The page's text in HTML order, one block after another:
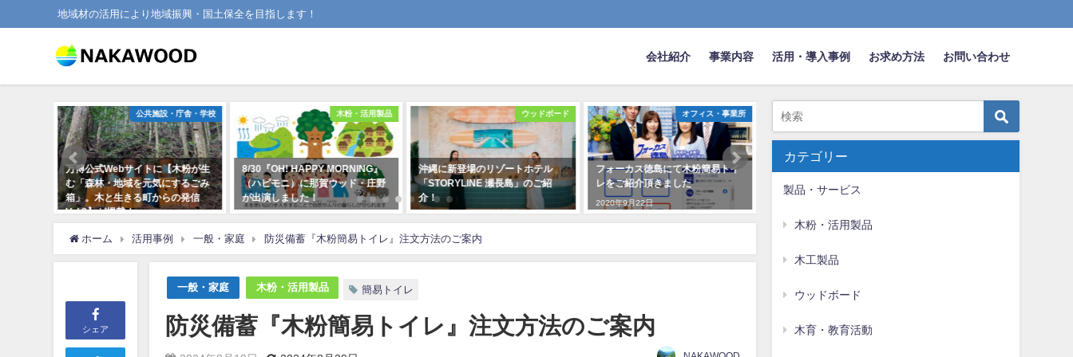
地域材の活用により地域振興・国土保全を目指します！
会社紹介 事業内容 活用・導入事例 お求め方法 お問い合わせ
公共施設・庁舎・学校
万博公式Webサイトに【木粉が生
む「森林・地域を元気にするごみ
箱」。木と生きる町からの発信
Vol.3】が掲載！
木粉・活用製品
8/30『OH! HAPPY MORNING』
（ハピモニ）に那賀ウッド・庄野
が出演しました！
ウッドボード
沖縄に新登場のリゾートホテル
「STORYLINE 瀬長島」のご紹
介！
オフィス・事業所
フォーカス徳島にて木粉簡易トイ
レをご紹介頂きました
2020年9月22日
進部門を受賞しました！
ホーム 活用事例 一般・家庭 防災備蓄『木粉簡易トイレ』注文方法のご案内
シェア
一般・家庭 木粉・活用製品 簡易トイレ
防災備蓄『木粉簡易トイレ』注文方法のご案内
カテゴリー
製品・サービス
木粉・活用製品
木工製品
ウッドボード
木育・教育活動